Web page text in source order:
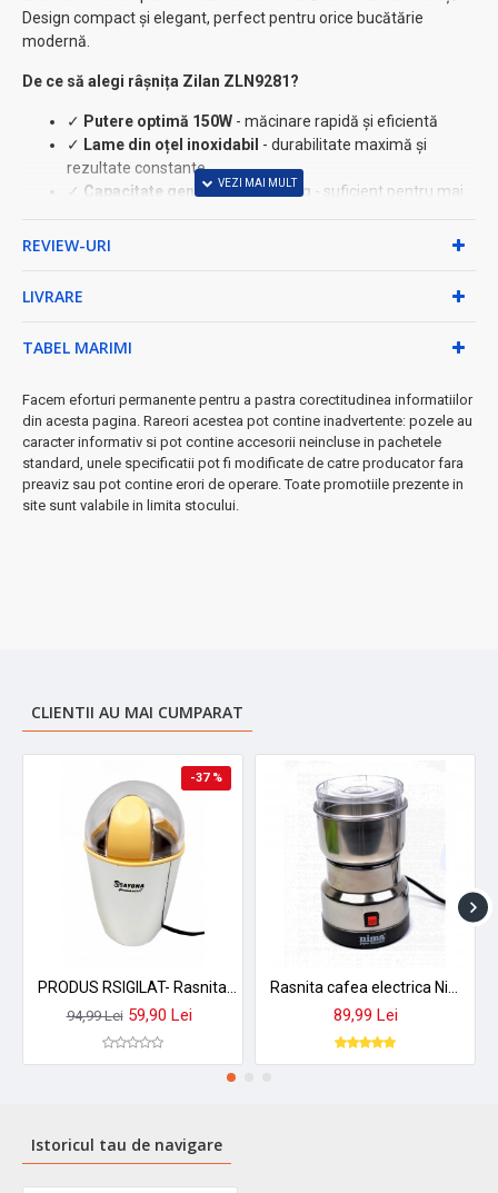
Design compact și elegant, perfect pentru orice bucătărie
modernă.
De ce să alegi râșnița Zilan ZLN9281?
✓ Putere optimă 150W - măcinare rapidă și eficientă
✓ Lame din oțel inoxidabil - durabilitate maximă și
rezultate constante
✓ Capacitate genereoasă 60-70g - suficient pentru mai
✓ Design compact și elegant
⚡ Performanță superioară:
naturale ale cafelei. Lamele din oțel inoxidabil garantează
Specificații tehnice:
• Putere: 150W
• Material lame: Oțel inoxidabil
• Corp: Plastic rezistent, culoare albă
• Capacitate: 60-70g boabe de cafea
REVIEW-URI
LIVRARE
TABEL MARIMI
Facem eforturi permanente pentru a pastra corectitudinea informatiilor
din acesta pagina. Rareori acestea pot contine inadvertente: pozele au
caracter informativ si pot contine accesorii neincluse in pachetele
standard, unele specificatii pot fi modificate de catre producator fara
preaviz sau pot contine erori de operare. Toate promotiile prezente in
site sunt valabile in limita stocului.
CLIENTII AU MAI CUMPARAT
-37 %
94,99 Lei 59,90 Lei 89,99 Lei
Istoricul tau de navigare